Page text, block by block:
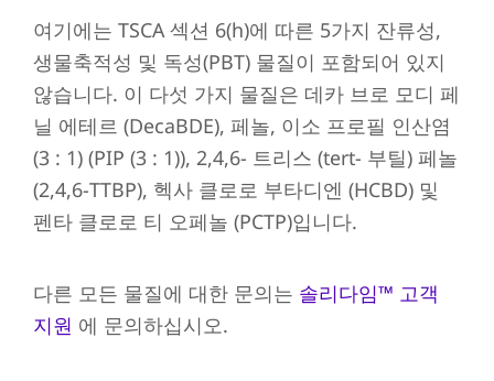
여기에는 TSCA 섹션 6(h)에 따른 5가지 잔류성,
생물축적성 및 독성(PBT) 물질이 포함되어 있지
않습니다. 이 다섯 가지 물질은 데카 브로 모디 페
닐 에테르 (DecaBDE), 페놀, 이소 프로필 인산염
(3 : 1) (PIP (3 : 1)), 2,4,6- 트리스 (tert- 부틸) 페놀
(2,4,6-TTBP), 헥사 클로로 부타디엔 (HCBD) 및
펜타 클로로 티 오페놀 (PCTP)입니다.
다른 모든 물질에 대한 문의는 솔리다임™ 고객
지원 에 문의하십시오.